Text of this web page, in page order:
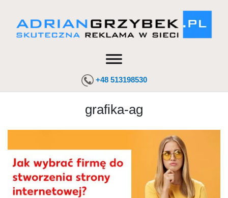
+48 513198530
grafika-ag